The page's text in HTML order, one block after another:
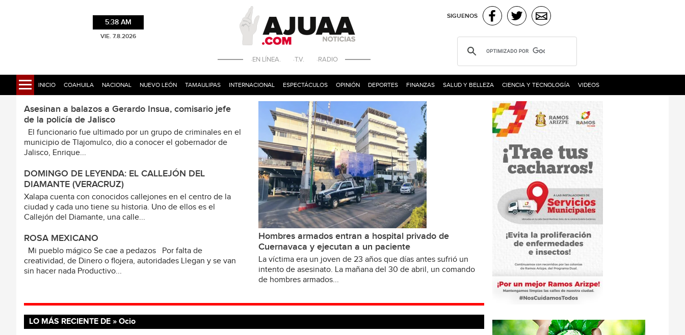
5:38 AM
VIE. 7.8.2026
·EN LÍNEA. ·T.V. ·RADIO
SIGUENOS
INICIO COAHUILA NACIONAL NUEVO LEÓN TAMAULIPAS INTERNACIONAL ESPECTÁCULOS OPINIÓN DEPORTES FINANZAS SALUD Y BELLEZA CIENCIA Y TECNOLOGÍA VIDEOS
Hombres armados entran a hospital privado de
Cuernavaca y ejecutan a un paciente
La víctima era un joven de 23 años que días antes sufrió un
intento de asesinato. La mañana del 30 de abril, un comando
de hombres armados...
Asesinan a balazos a Gerardo Insua, comisario jefe
de la policía de Jalisco
El funcionario fue ultimado por un grupo de criminales en el
municipio de Tlajomulco, dio a conocer el gobernador de
Jalisco, Enrique...
DOMINGO DE LEYENDA: EL CALLEJÓN DEL
DIAMANTE (VERACRUZ)
Xalapa cuenta con conocidos callejones en el centro de la
ciudad y cada uno tiene su historia. Uno de ellos es el
Callejón del Diamante, una calle...
ROSA MEXICANO
Mi pueblo mágico Se cae a pedazos Por falta de
creatividad, de Dinero o flojera, autoridades Llegan y se van
sin hacer nada Productivo...
LO MÁS RECIENTE DE » Ocio